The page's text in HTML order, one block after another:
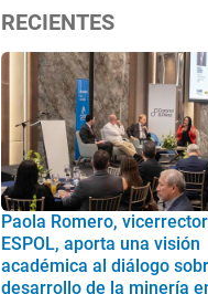
RECIENTES
Paola Romero,
ESPOL, aporta una visión
académica al diálogo
desarrollo de la minería